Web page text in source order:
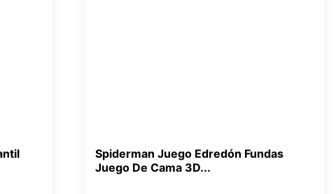
Spiderman Juego Edredón Fundas
Juego De Cama 3D...